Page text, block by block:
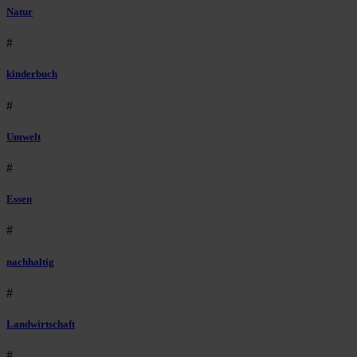
Natur
#
kinderbuch
#
Umwelt
#
Essen
#
nachhaltig
#
Landwirtschaft